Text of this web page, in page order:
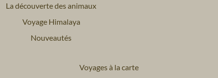
La découverte des animaux
Voyage Himalaya
Nouveautés
Voyages à la carte